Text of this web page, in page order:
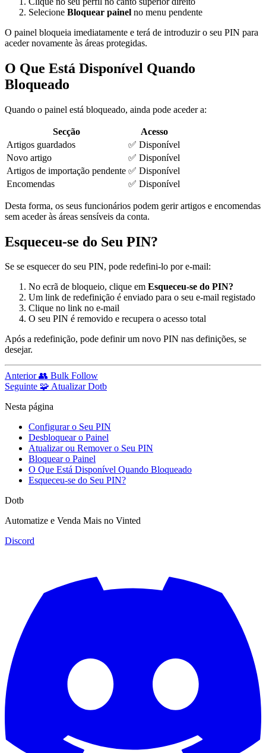
Selecione Bloquear painel no menu pendente
O painel bloqueia imediatamente e terá de introduzir o seu PIN para
aceder novamente às áreas protegidas.
O Que Está Disponível Quando
Bloqueado
Quando o painel está bloqueado, ainda pode aceder a:
Secção
Acesso
Artigos guardados
✅ Disponível
Novo artigo
✅ Disponível
Artigos de importação pendente ✅ Disponível
Encomendas
✅ Disponível
Desta forma, os seus funcionários podem gerir artigos e encomendas
sem aceder às áreas sensíveis da conta.
Esqueceu-se do Seu PIN?
Se se esquecer do seu PIN, pode redefini-lo por e-mail:
No ecrã de bloqueio, clique em Esqueceu-se do PIN?
Um link de redefinição é enviado para o seu e-mail registado
Clique no link no e-mail
O seu PIN é removido e recupera o acesso total
Após a redefinição, pode definir um novo PIN nas definições, se
desejar.
Anterior 👥 Bulk Follow
Seguinte 🧩 Atualizar Dotb
Nesta página
Configurar o Seu PIN
Desbloquear o Painel
Atualizar ou Remover o Seu PIN
Bloquear o Painel
O Que Está Disponível Quando Bloqueado
Esqueceu-se do Seu PIN?
Dotb
Automatize e Venda Mais no Vinted
Discord